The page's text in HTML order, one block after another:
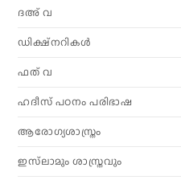
ദഅ് വ
ഡിക്ഷ്നറികൾ
ഫത് വ
ഹദീസ് പഠനം പരിഭാഷ
ആരോഗ്യശാസ്ത്രം
ഇസ്‌ലാമും ശാസ്ത്രവും